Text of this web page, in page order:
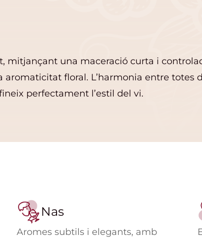
mitjançant una maceració curta i
floral. L’harmonia entre totes
perfectament l’estil del vi.
Nas
Aromes subtils i elegants, amb